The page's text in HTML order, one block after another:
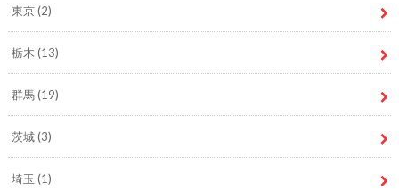
東京(2)
栃木 (13)
群馬(19)
茨城(3)
埼玉 (1)